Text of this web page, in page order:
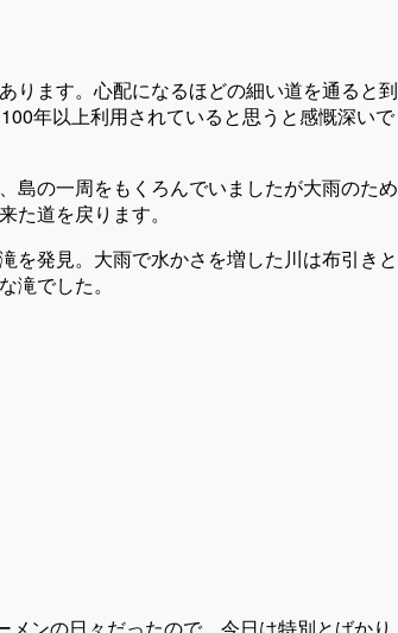
ります。心配になるほどの細い道を通ると到
年以上利用されていると思うと感慨深いで
島の一周をもくろんでいましたが大雨のため
た道を戻ります。
を発見。大雨で水かさを増した川は布引きと
滝でした。